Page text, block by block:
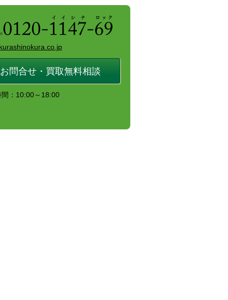
お問合せ・買取無料相談
間：10:00～18:00